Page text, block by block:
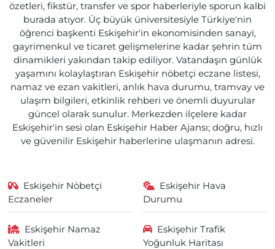
özetleri, fikstür, transfer ve spor haberleriyle sporun kalbi
burada atıyor. Üç büyük üniversitesiyle Türkiye'nin
öğrenci başkenti Eskişehir'in ekonomisinden sanayi,
gayrimenkul ve ticaret gelişmelerine kadar şehrin tüm
dinamikleri yakından takip ediliyor. Vatandaşın günlük
yaşamını kolaylaştıran Eskişehir nöbetçi eczane listesi,
namaz ve ezan vakitleri, anlık hava durumu, tramvay ve
ulaşım bilgileri, etkinlik rehberi ve önemli duyurular
güncel olarak sunulur. Merkezden ilçelere kadar
Eskişehir'in sesi olan Eskişehir Haber Ajansı; doğru, hızlı
ve güvenilir Eskişehir haberlerine ulaşmanın adresi.
Eskişehir Nöbetçi
Eczaneler
Eskişehir Hava
Durumu
Eskişehir Namaz
Vakitleri
Eskişehir Trafik
Yoğunluk Haritası